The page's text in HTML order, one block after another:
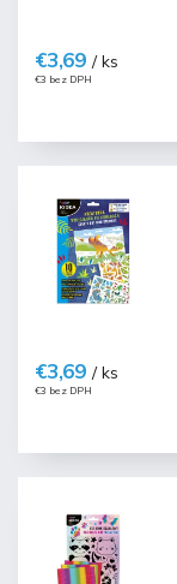
€3 bez DPH
€3,69 / ks
€3 bez DPH
€3,69 / ks